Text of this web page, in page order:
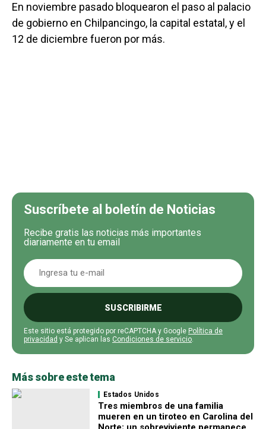
En noviembre pasado bloquearon el paso al palacio
de gobierno en Chilpancingo, la capital estatal, y el
12 de diciembre fueron por más.
Suscríbete al boletín de Noticias
Recibe gratis las noticias más importantes
diariamente en tu email
SUSCRIBIRME
Este sitio está protegido por reCAPTCHA y Google Política de
privacidad y Se aplican las Condiciones de servicio.
Más sobre este tema
Estados Unidos
Tres miembros de una familia
mueren en un tiroteo en Carolina del